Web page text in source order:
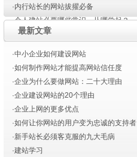
·内行站长的网站拔擢必备
·个人建站必要哪些常识，从哪学起？
·宜昌网站开发建设的前前后后
最新文章
·中小企业如何建设网站
·如何制作网站才能提高网站信任度
·企业为什么要做网站：二十大理由
·企业建设网站的20个理由
·企业上网的更多优点
·如何让你网站的用户变为忠诚的支持者
·新手站长必须客克服的九大毛病
·建站学习